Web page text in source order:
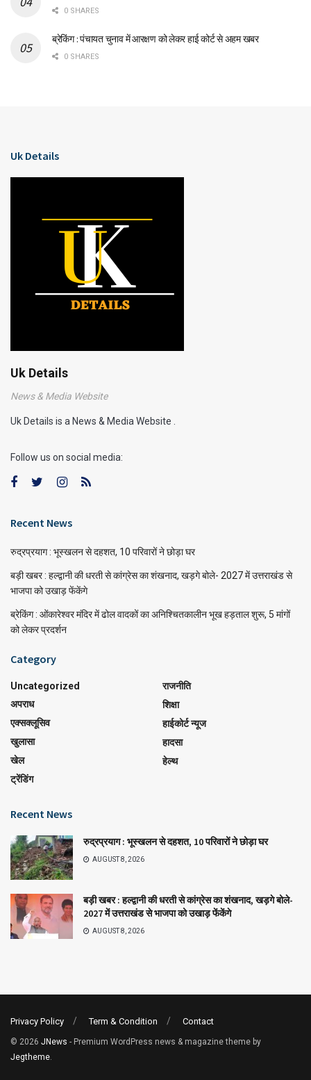
0 SHARES
ब्रेकिंग : पंचायत चुनाव में आरक्षण को लेकर हाई कोर्ट से अहम खबर
0 SHARES
Uk Details
Uk Details
News & Media Website
Uk Details is a News & Media Website .
Follow us on social media:
Recent News
रुद्रप्रयाग : भूस्खलन से दहशत, 10 परिवारों ने छोड़ा घर
बड़ी खबर : हल्द्वानी की धरती से कांग्रेस का शंखनाद, खड़गे बोले- 2027 में उत्तराखंड से
भाजपा को उखाड़ फेंकेंगे
ब्रेकिंग : ओंकारेश्वर मंदिर में ढोल वादकों का अनिश्चितकालीन भूख हड़ताल शुरू, 5 मांगों
को लेकर प्रदर्शन
Category
Uncategorized
अपराध
एक्सक्लूसिव
खुलासा
खेल
ट्रेंडिंग
राजनीति
शिक्षा
हाईकोर्ट न्यूज
हादसा
हेल्थ
Recent News
रुद्रप्रयाग : भूस्खलन से दहशत, 10 परिवारों ने छोड़ा घर
AUGUST 8, 2026
बड़ी खबर : हल्द्वानी की धरती से कांग्रेस का शंखनाद, खड़गे बोले-
2027 में उत्तराखंड से भाजपा को उखाड़ फेंकेंगे
AUGUST 8, 2026
Privacy Policy Term & Condition Contact
© 2026 JNews - Premium WordPress news & magazine theme by
Jegtheme.